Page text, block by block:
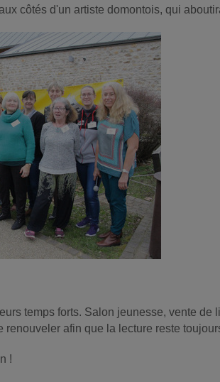
côtés d'un artiste domontois, qui
temps forts. Salon jeunesse, vente
renouveler afin que la lecture reste
!